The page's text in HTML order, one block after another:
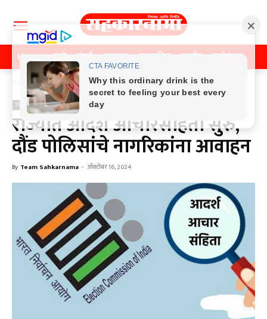
Home पुणे मुंबई महाराष्ट्र राजकीय क्राईम मनोरंजन
Home राजकीय
राजकीय
राज्यात आदर्श आचारसंहिता सुरु,
दौंड पोलिसांचे नागरिकांना आवाहन
By Team Sahkarnama - ऑक्टोबर 16, 2024